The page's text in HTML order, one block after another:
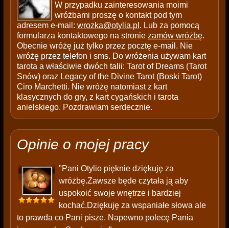
W przypadku zainteresowania moimi
wróżbami proszę o kontakt pod tym
adresem e-mail: wrozka@otylia.pl . Lub za pomocą
formularza kontaktowego na stronie zamów wróżbę.
Obecnie wróżę już tylko przez pocztę e-mail. Nie
wróżę przez telefon i sms. Do wróżenia używam kart
tarota a właściwie dwóch talii: Tarot of Dreams (Tarot
Snów) oraz Legacy of the Divine Tarot (Boski Tarot)
Ciro Marchetti. Nie wróżę natomiast z kart
klasycznych do gry, z kart cygańskich i tarota
anielskiego. Pozdrawiam serdecznie.
Opinie o mojej pracy
"Pani Otylio pięknie dziękuję za
wróżbę.Zawsze będe czytała ją aby
uspokoić swoje wnętrze i bardziej
kochać.Dziękuję za wspaniałe słowa ale
to prawda co Pani pisze. Napewno polecę Pania